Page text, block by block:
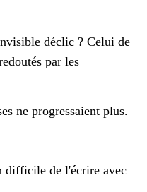
déclic ? Celui de
par les
ne progressaient plus.
difficile de l'écrire avec